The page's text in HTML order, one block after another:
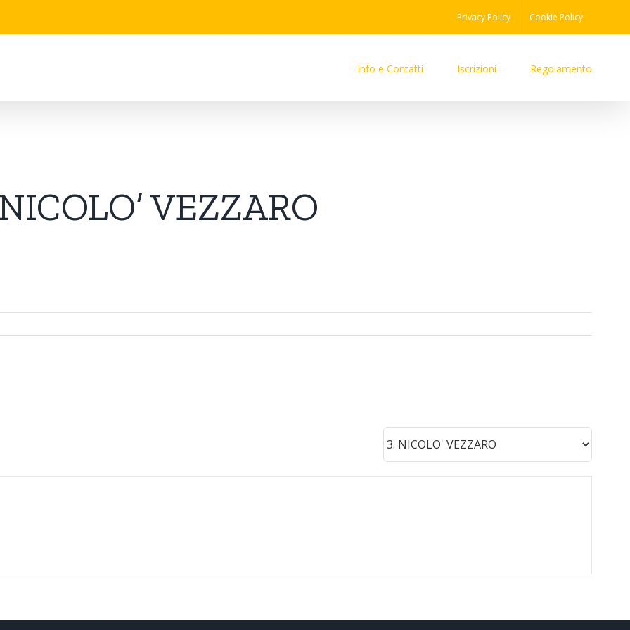
Privacy Policy Cookie Policy
Info e Contatti Iscrizioni Regolamento
VEZZARO